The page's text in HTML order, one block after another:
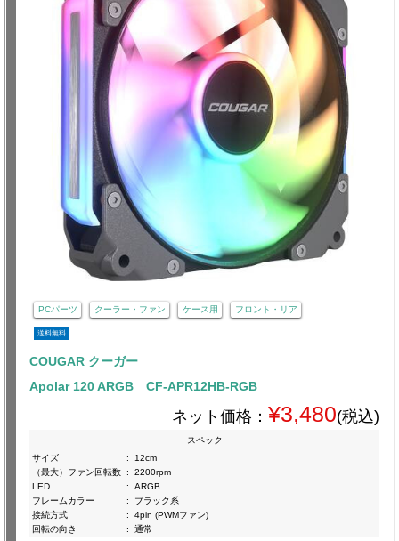
PCパーツ クーラー・ファン ケース用 フロント・リア
送料無料
COUGAR クーガー
Apolar 120 ARGB CF-APR12HB-RGB
ネット価格： ¥3,480(税込)
スペック
サイズ
:
12cm
（最大）ファン回転数 :
2200rpm
LED
:
ARGB
フレームカラー
:
ブラック系
接続方式
:
4pin (PWMファン)
回転の向き
: 通常